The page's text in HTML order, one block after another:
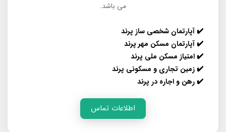
می باشد.
✔️ آپارتمان شخصی ساز پرند
✔️آپارتمان مسکن مهر پرند
✔️امتیاز مسکن ملی پرند
✔️ زمین تجاری و مسکونی پرند
✔️ رهن و اجاره در پرند
اطلاعات تماس